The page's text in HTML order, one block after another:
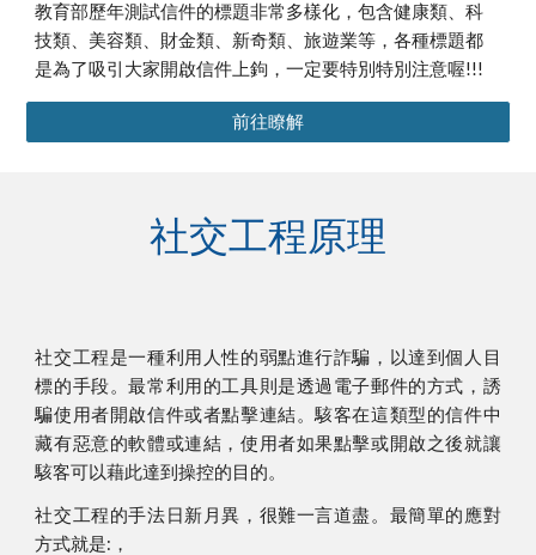
教育部歷年測試信件的標題非常多樣化，包含健康類、科
技類、美容類、財金類、新奇類、旅遊業等，各種標題都
是為了吸引大家開啟信件上鉤，一定要特別特別注意喔!!!
前往瞭解
社交工程原理
社交工程是一種利用人性的弱點進行詐騙，以達到個人目
標的手段。最常利用的工具則是透過電子郵件的方式，誘
騙使用者開啟信件或者點擊連結。駭客在這類型的信件中
藏有惡意的軟體或連結，使用者如果點擊或開啟之後就讓
駭客可以藉此達到操控的目的。
社交工程的手法日新月異，很難一言道盡。最簡單的應對
方式就是:，